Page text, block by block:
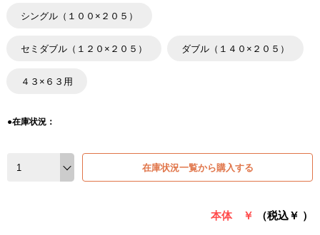
シングル（１００×２０５）
セミダブル（１２０×２０５） ダブル（１４０×２０５）
４３×６３用
●在庫状況：
在庫状況一覧から購入する
本体 ￥ （税込￥ ）